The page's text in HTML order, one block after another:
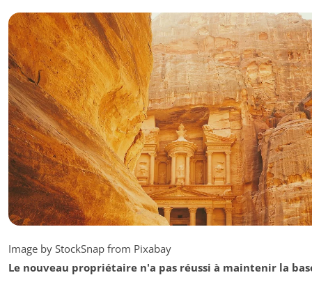
Image by StockSnap from Pixabay
Le nouveau propriétaire n'a pas réussi à maintenir la